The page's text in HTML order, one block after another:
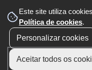
Este site utiliza
Política de cookies.
Personalizar cookies
Aceitar todos os